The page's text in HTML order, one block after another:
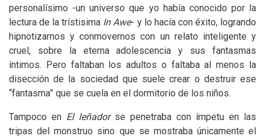
personalísimo -un universo que yo había conocido por la
lectura de la trístisima In Awe- y lo hacía con éxito, logrando
hipnotizarnos y conmovernos con un relato inteligente y
cruel, sobre la eterna adolescencia y sus fantasmas
íntimos. Pero faltaban los adultos o faltaba al menos la
disección de la sociedad que suele crear o destruir ese
“fantasma” que se cuela en el dormitorio de los niños.
Tampoco en El leñadorse penetraba con ímpetu en las
tripas del monstruo sino que se mostraba únicamente el